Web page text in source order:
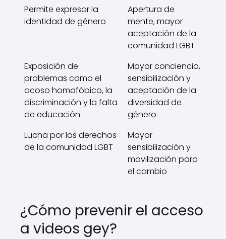
Permite expresar la
identidad de género
Apertura de
mente, mayor
aceptación de la
comunidad LGBT
Exposición de
problemas como el
acoso homofóbico, la
discriminación y la falta
de educación
Mayor conciencia,
sensibilización y
aceptación de la
diversidad de
género
Lucha por los derechos
de la comunidad LGBT
Mayor
sensibilización y
movilización para
el cambio
¿Cómo prevenir el acceso
a videos gey?